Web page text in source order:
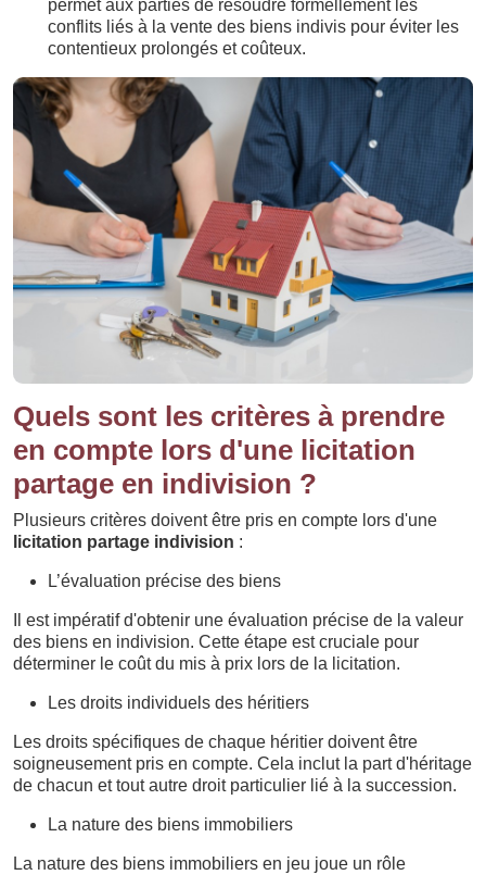
permet aux parties de résoudre formellement les
conflits liés à la vente des biens indivis pour éviter les
contentieux prolongés et coûteux.
Quels sont les critères à prendre
en compte lors d'une licitation
partage en indivision ?
Plusieurs critères doivent être pris en compte lors d'une
licitation partage indivision :
L’évaluation précise des biens
Il est impératif d'obtenir une évaluation précise de la valeur
des biens en indivision. Cette étape est cruciale pour
déterminer le coût du mis à prix lors de la licitation.
Les droits individuels des héritiers
Les droits spécifiques de chaque héritier doivent être
soigneusement pris en compte. Cela inclut la part d'héritage
de chacun et tout autre droit particulier lié à la succession.
La nature des biens immobiliers
La nature des biens immobiliers en jeu joue un rôle